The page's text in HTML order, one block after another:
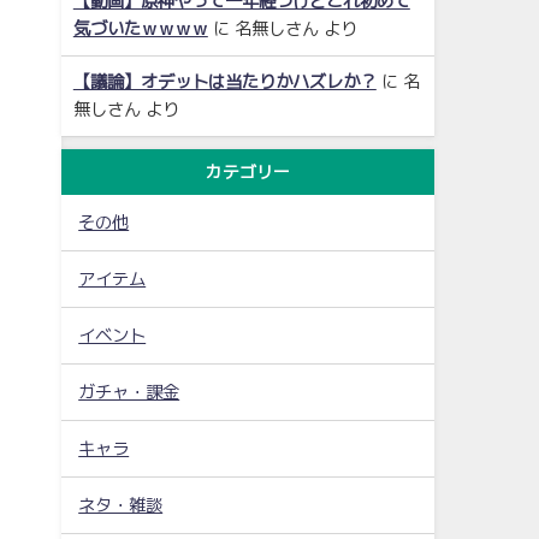
気づいたｗｗｗｗ に 名無しさんより
【議論】オデットは当たりかハズレか？ に 名
無しさんより
カテゴリー
その他
アイテム
イベント
ガチャ・課金
キャラ
ネタ・雑談